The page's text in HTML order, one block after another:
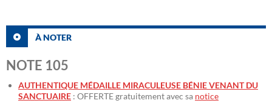
À NOTER
NOTE 105
AUTHENTIQUE MÉDAILLE MIRACULEUSE BÉNIE VENANT DU
SANCTUAIRE : OFFERTE gratuitement avec sa notice